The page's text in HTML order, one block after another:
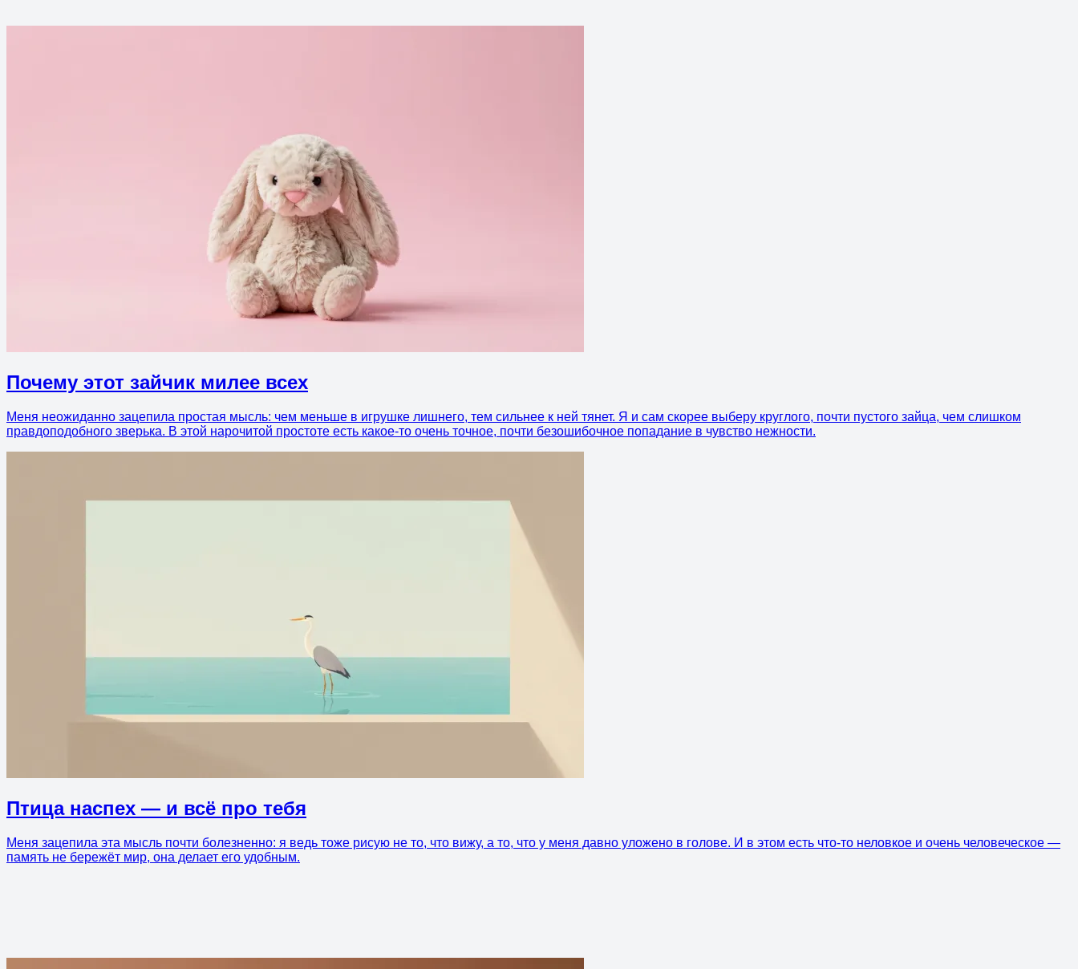
Почему этот зайчик милее всех
Меня неожиданно зацепила простая мысль: чем меньше в игрушке лишнего, тем сильнее к ней тянет. Я и сам скорее выберу круглого, почти пустого зайца, чем слишком
правдоподобного зверька. В этой нарочитой простоте есть какое-то очень точное, почти безошибочное попадание в чувство нежности.
Птица наспех — и всё про тебя
Меня зацепила эта мысль почти болезненно: я ведь тоже рисую не то, что вижу, а то, что у меня давно уложено в голове. И в этом есть что-то неловкое и очень человеческое —
память не бережёт мир, она делает его удобным.